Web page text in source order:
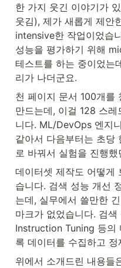
한 가지 웃긴 이야기가
웃김), 제가 새롭게 제안
intensive한 작업이었습
성능을 평가하기 위해
테스트를 하는 중이었는
리가 나더군요.
천 페이지 문서 100개를
만드는데, 이걸 128 스
니다. ML/DevOps 엔지
같아서 다음부터는 초당
로 바꿔서 실험을 진행
데이터셋 제작도 어떻게
습니다. 검색 성능 개선
는데, 실무에서 쓸만한
마크가 없었습니다. 검
Instruction Tuning 등의
록 데이터를 수집하고 정
위에서 소개드린 내용들